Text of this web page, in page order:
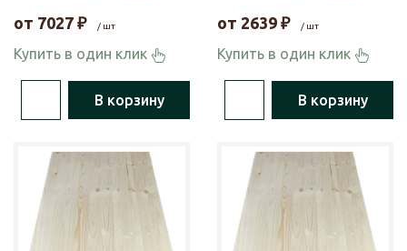
от 7027 ₽ / шт
Купить в один клик
В корзину
от 2639 ₽ / шт
Купить в один клик
В корзину